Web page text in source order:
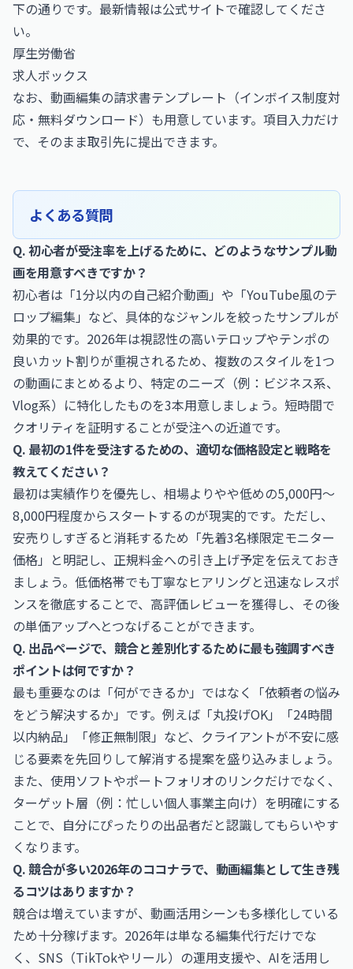
下の通りです。最新情報は公式サイトで確認してくださ
い。
厚生労働省
求人ボックス
なお、 動画編集の請求書テンプレート（インボイス制度対
応・無料ダウンロード） も用意しています。項目入力だけ
で、そのまま取引先に提出できます。
よくある質問
Q. 初心者が受注率を上げるために、どのようなサンプル動
画を用意すべきですか？
初心者は「1分以内の自己紹介動画」や「YouTube風のテ
ロップ編集」など、具体的なジャンルを絞ったサンプルが
効果的です。2026年は視認性の高いテロップやテンポの
良いカット割りが重視されるため、複数のスタイルを1つ
の動画にまとめるより、特定のニーズ（例：ビジネス系、
Vlog系）に特化したものを3本用意しましょう。短時間で
クオリティを証明することが受注への近道です。
Q. 最初の1件を受注するための、適切な価格設定と戦略を
教えてください？
最初は実績作りを優先し、相場よりやや低めの5,000円〜
8,000円程度からスタートするのが現実的です。ただし、
安売りしすぎると消耗するため「先着3名様限定モニター
価格」と明記し、正規料金への引き上げ予定を伝えておき
ましょう。低価格帯でも丁寧なヒアリングと迅速なレスポ
ンスを徹底することで、高評価レビューを獲得し、その後
の単価アップへとつなげることができます。
Q. 出品ページで、競合と差別化するために最も強調すべき
ポイントは何ですか？
最も重要なのは「何ができるか」ではなく「依頼者の悩み
をどう解決するか」です。例えば「丸投げOK」「24時間
以内納品」「修正無制限」など、クライアントが不安に感
じる要素を先回りして解消する提案を盛り込みましょう。
また、使用ソフトやポートフォリオのリンクだけでなく、
ターゲット層（例：忙しい個人事業主向け）を明確にする
ことで、自分にぴったりの出品者だと認識してもらいやす
くなります。
Q. 競合が多い2026年のココナラで、動画編集として生き残
るコツはありますか？
競合は増えていますが、動画活用シーンも多様化している
ため十分稼げます。2026年は単なる編集代行だけでな
く、SNS（TikTokやリール）の運用支援や、AIを活用し